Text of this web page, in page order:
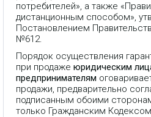
потребителей», а также
дистанционным способом»,
Постановлением
№612.
Порядок осуществления
при продаже юридическим
предпринимателям
продажи, предварительно
подписанным обоими
только Гражданским